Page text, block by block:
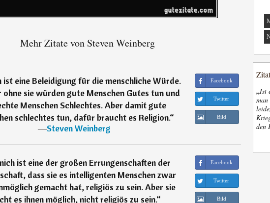
Mehr Zitate von Steven Weinberg
ist eine Beleidigung für die menschliche Würde.
sie würden gute Menschen Gutes tun und
Menschen Schlechtes. Aber damit gute
schlechtes tun, dafür braucht es Religion.“
―Steven Weinberg
Facebook
Twitter
Bild
ist eine der großen Errungenschaften der
dass sie es intelligenten Menschen zwar
gemacht hat, religiös zu sein. Aber sie
es ihnen möglich, nicht religiös zu sein.“
Facebook
Twitter
Bild
„Ist
den